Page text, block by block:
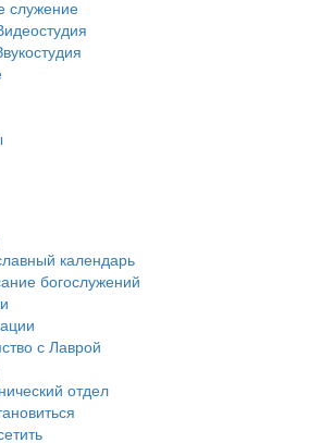
служение
календарь
богослужений
с Лаврой
отдел